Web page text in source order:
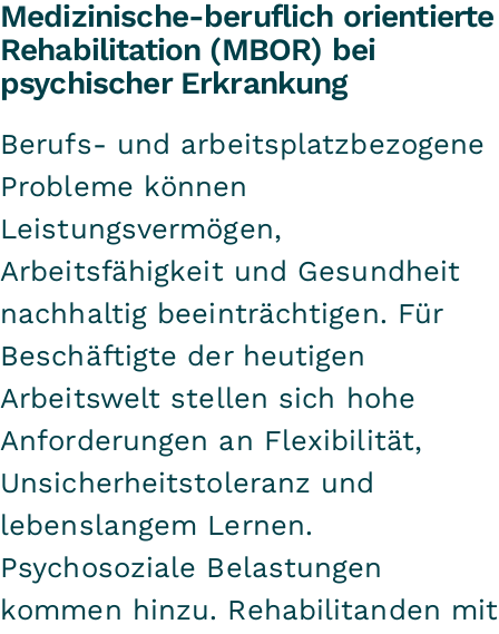
Medizinische-beruflich orientierte
Rehabilitation (MBOR) bei
psychischer Erkrankung
Berufs- und arbeitsplatzbezogene
Probleme können
Leistungsvermögen,
Arbeitsfähigkeit und Gesundheit
nachhaltig beeinträchtigen. Für
Beschäftigte der heutigen
Arbeitswelt stellen sich hohe
Anforderungen an Flexibilität,
Unsicherheitstoleranz und
lebenslangem Lernen.
Psychosoziale Belastungen
kommen hinzu. Rehabilitanden mit